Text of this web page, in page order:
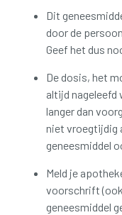
Dit
door de
Geef het dus
De dosis, het
altijd nageleefd
langer dan
niet vroegtijdig
geneesmiddel
Meld je
voorschrift
geneesmiddel